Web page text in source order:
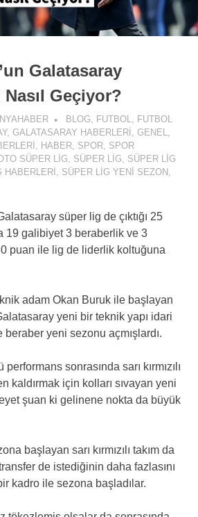
Galatasaray
Nasıl Geçiyor?
BLOG, FUTBOL, FUTBOL
, GALATASARAY HABERLERI , GENEL,
, HABER, SPOR, SPOR
SÜPER LIG, SÜPER LIG, SÜPER LIG
HABERLERI , SÜPER LIG YENI SEZON ,
Galatasaray süper lig de çıktığı 25
19 galibiyet 3 beraberlik ve 3
puan ile lig de liderlik koltuğuna
adam Okan Buruk ile başlayan
Galatasaray yeni bir teknik yapı idari
yeni sezonu açmışlardı.
sonrasında sarı kırmızılı
kaldırmak için kolları sıvayan yeni
şuan ki gelinene nokta da büyük
başlayan sarı kırmızılı takım da
de istediğinin daha fazlasını
kadro ile sezona başladılar.